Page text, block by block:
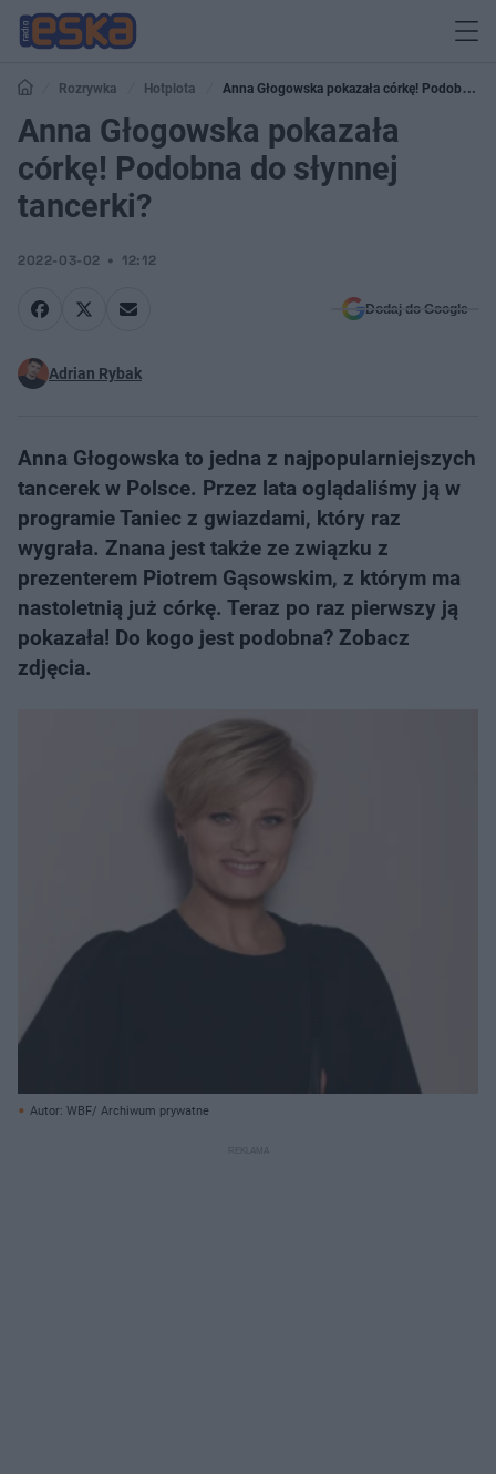
Rozrywka Hotplota
Anna Głogowska pokazała córkę! Podobna
do słynnej tancerki?
Anna Głogowska pokazała
córkę! Podobna do słynnej
tancerki?
2022-03-02 12:12
Dodaj do Google
Adrian Rybak
Anna Głogowska to jedna z najpopularniejszych
tancerek w Polsce. Przez lata oglądaliśmy ją w
programie Taniec z gwiazdami, który raz
wygrała. Znana jest także ze związku z
prezenterem Piotrem Gąsowskim, z którym ma
nastoletnią już córkę. Teraz po raz pierwszy ją
pokazała! Do kogo jest podobna? Zobacz
zdjęcia.
Autor: WBF/ Archiwum prywatne